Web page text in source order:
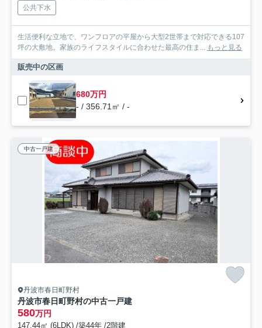
公共下水
生活便利な立地で、ワンフロアの平屋から大型2世帯まで対応できる107
坪の大敷地。家族のライフスタイルに合わせた最高の住ま... もっと見る
販売中の区画
680万円
- / 356.71㎡ / -
中古一戸建
丹波市春日町野村
丹波市春日町野村の中古一戸建
580万円
147.44㎡ (6LDK) /築44年 /2階建